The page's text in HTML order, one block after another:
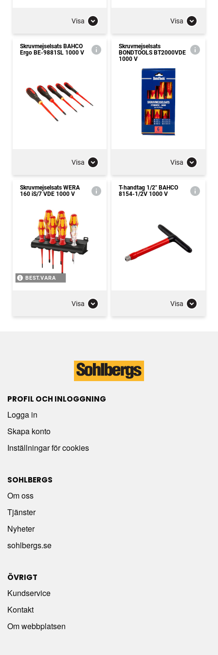
Visa Visa
Skruvmejselsats BAHCO
Ergo BE-9881SL 1000 V
Visa
Skruvmejselsats
BONDTOOLS BT2000VDE
1000 V
Visa
Skruvmejselsats WERA
160 iS/7 VDE 1000 V
BEST.VARA
Visa
T-handtag 1/2" BAHCO
8154-1/2V 1000 V
Visa
PROFIL OCH INLOGGNING
Logga in
Skapa konto
Inställningar för cookies
SOHLBERGS
Om oss
Tjänster
Nyheter
sohlbergs.se
ÖVRIGT
Kundservice
Kontakt
Om webbplatsen